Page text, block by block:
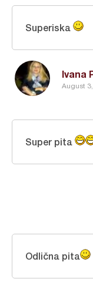
Ivana
August
Superiska
Super pita
Odlična pita